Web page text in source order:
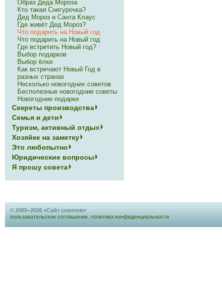
Образ Деда Мороза
Кто такая Снегурочка?
Дед Мороз и Санта Клаус
Где живёт Дед Мороз?
Что подарить на Новый год
Что подарить на Новый год
Где встретить Новый год?
Выбор подарков
Выбор ёлки
Как встречают Новый Год в
разных странах
Несколько новогодних советов
Бесполезные новогодние советы
Новогодние подарки
Секреты производства
Семья и дети
Туризм, активный отдых
Хозяйке на заметку
Это любопытно
Юридические вопросы
Я прошу совета
© 2005–2026 «Сайт советов»
пользовательское соглашение политика конфиденциальности